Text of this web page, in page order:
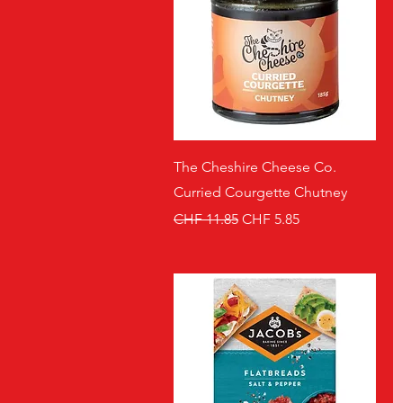
Schnellansicht
The Cheshire Cheese Co.
Curried Courgette Chutney
Standardpreis
CHF 11.85 Sale-Preis
CHF 5.85